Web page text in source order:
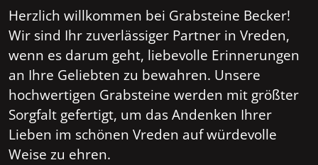
Herzlich willkommen bei Grabsteine Becker!
Wir sind Ihr zuverlässiger Partner in Vreden,
wenn es darum geht, liebevolle Erinnerungen
an Ihre Geliebten zu bewahren. Unsere
hochwertigen Grabsteine werden mit größter
Sorgfalt gefertigt, um das Andenken Ihrer
Lieben im schönen Vreden auf würdevolle
Weise zu ehren.